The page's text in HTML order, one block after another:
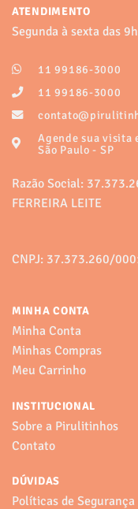
várias
variantes.
podem
ser
escolhidas
na
página
do
ATENDIMENTO
Segunda à sexta das
11 99186-3000
11 99186-3000
Agende sua visita
São Paulo - SP
Razão Social:
FERREIRA LEITE
CNPJ: 37.373.260/
MINHA CONTA
Minha Conta
Minhas Compras
Meu Carrinho
INSTITUCIONAL
Sobre a Pirulitinhos
Contato
DÚVIDAS
Políticas de